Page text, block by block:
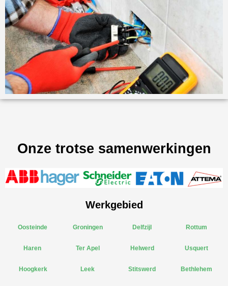
Onze trotse samenwerkingen
Werkgebied
Oosteinde
Haren
Hoogkerk
Groningen
Ter Apel
Leek
Delfzijl
Helwerd
Stitswerd
Rottum
Usquert
Bethlehem